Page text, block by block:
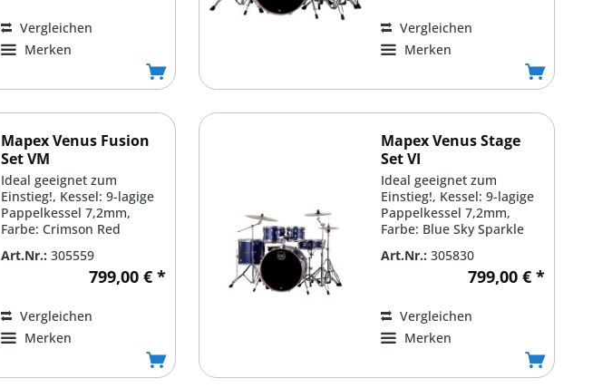
Vergleichen
Merken
Vergleichen
Merken
Mapex Venus Fusion
Set VM
Ideal geeignet zum
Einstieg!, Kessel: 9-lagige
Pappelkessel 7,2mm,
Farbe: Crimson Red
20'' x...
Art.Nr.: 305559
799,00 € *
Vergleichen
Merken
Mapex Venus Stage
Set VI
Ideal geeignet zum
Einstieg!, Kessel: 9-lagige
Pappelkessel 7,2mm,
Farbe: Blue Sky Sparkle
Art.Nr.: 305830
799,00 € *
Vergleichen
Merken